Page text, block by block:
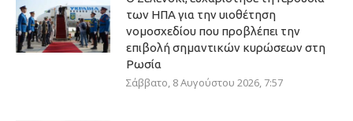
των ΗΠΑ για την υιοθέτηση
νομοσχεδίου που προβλέπει την
επιβολή σημαντικών κυρώσεων στη
Ρωσία
Σάββατο, 8 Αυγούστου 2026, 7:57